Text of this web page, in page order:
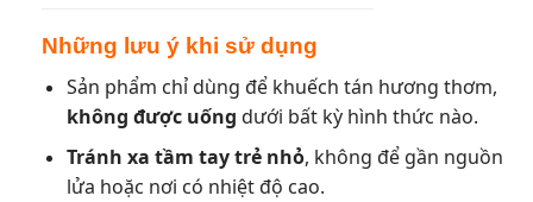
Những lưu ý khi sử dụng
Sản phẩm chỉ dùng để khuếch tán hương thơm,
không được uống dưới bất kỳ hình thức nào.
Tránh xa tầm tay trẻ nhỏ, không để gần nguồn
lửa hoặc nơi có nhiệt độ cao.